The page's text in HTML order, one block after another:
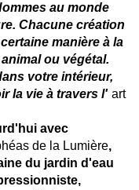
au monde
Chacune création
manière à la
ou végétal.
votre intérieur,
la vie à travers l' art
avec
de la Lumière,
du jardin d'eau